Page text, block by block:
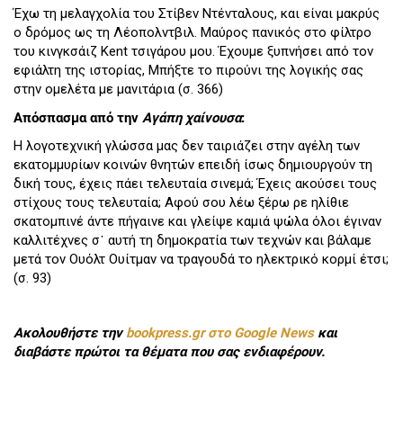
Έχω τη μελαγχολία του Στίβεν Ντένταλους, και είναι μακρύς
ο δρόμος ως τη Λέοπολντβιλ. Μαύρος πανικός στο φίλτρο
του κινγκσάιζ Kent τσιγάρου μου. Έχουμε ξυπνήσει από τον
εφιάλτη της ιστορίας, Μπήξτε το πιρούνι της λογικής σας
στην ομελέτα με μανιτάρια (σ. 366)
Απόσπασμα από την Αγάπη χαίνουσα:
Η λογοτεχνική γλώσσα μας δεν ταιριάζει στην αγέλη των
εκατομμυρίων κοινών θνητών επειδή ίσως δημιουργούν τη
δική τους, έχεις πάει τελευταία σινεμά; Έχεις ακούσει τους
στίχους τους τελευταία; Αφού σου λέω ξέρω ρε ηλίθιε
σκατομπινέ άντε πήγαινε και γλείψε καμιά ψώλα όλοι έγιναν
καλλιτέχνες σ᾽ αυτή τη δημοκρατία των τεχνών και βάλαμε
μετά τον Ουόλτ Ουίτμαν να τραγουδά το ηλεκτρικό κορμί έτσι;
(σ. 93)
Ακολουθήστε τηνbookpress.gr στο Google Newsκαι
διαβάστε πρώτοι τα θέματα που σας ενδιαφέρουν.